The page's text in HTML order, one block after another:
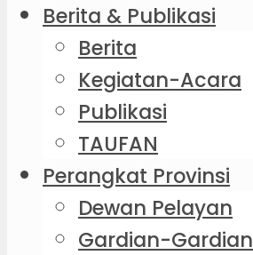
Berita & Publikasi
Berita
Kegiatan-Acara
Publikasi
TAUFAN
Perangkat Provinsi
Dewan Pelayan
Gardian-Gardian